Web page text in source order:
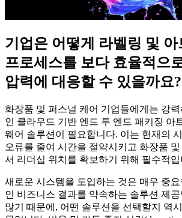
기업은 어떻게 라벨링 및 아
프로세스를 보다 효율적으
압력에 대응할 수 있을까요?
화장품 및 퍼스널 케어 기업들에게는 강
인 클라우드 기반 엔드 투 엔드 패키징 아
웨어 솔루션이 필요합니다. 이는 현재의
오류를 줄여 시간을 절약시키고 화장품 및
서 리더십 위치를 확보하기 위해 필수적입
새로운 시스템을 도입하는 것은 매우 중
인 비즈니스 결과를 약속하는 솔루션 제
많기 때문에, 어떤 솔루션을 선택할지 역